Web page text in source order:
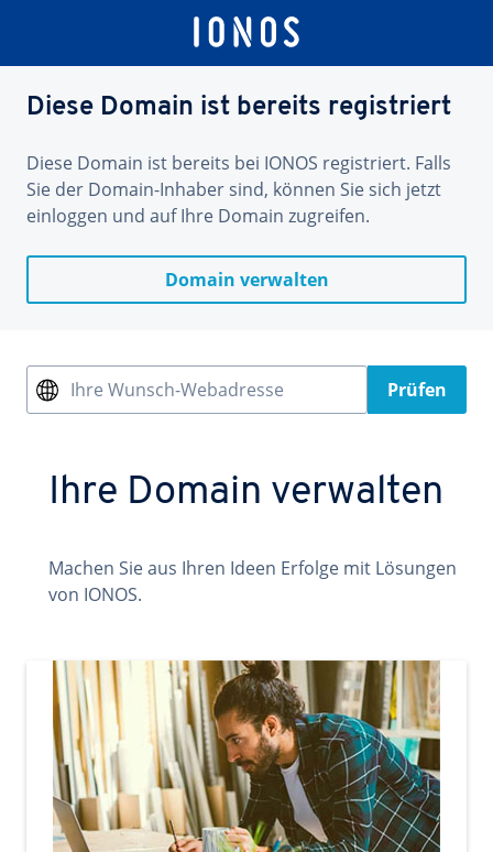
Diese Domain ist bereits registriert
Diese Domain ist bereits bei IONOS registriert. Falls
Sie der Domain-Inhaber sind, können Sie sich jetzt
einloggen und auf Ihre Domain zugreifen.
Domain verwalten
Ihre Wunsch-Webadresse Prüfen
Ihre Domain verwalten
Machen Sie aus Ihren Ideen Erfolge mit Lösungen
von IONOS.